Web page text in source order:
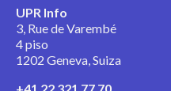
UPR Info
3, Rue de Varembé
4 piso
1202 Geneva, Suiza